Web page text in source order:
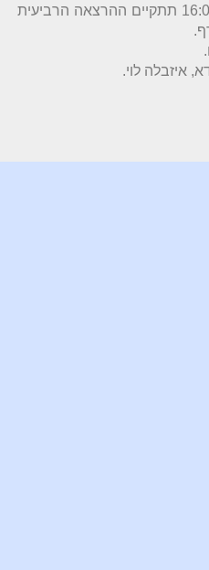
ביום רביעי 5.1.2022 בשעה 16:00 תתקיים ההרצאה הרביעית
איזבלה לוי.